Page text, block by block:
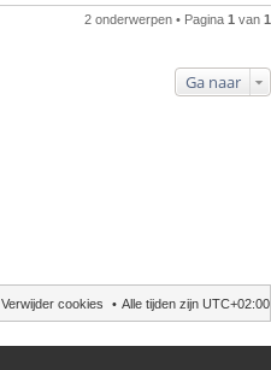
2 onderwerpen • Pagina 1 van 1
Ga naar
Alle tijden zijn UTC+02:00
Verwijder cookies